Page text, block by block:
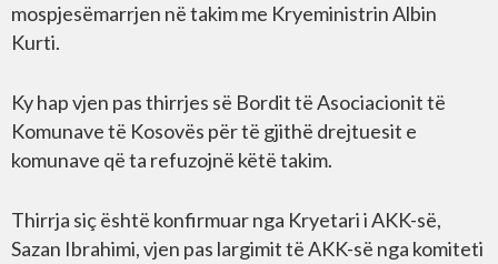
mospjesëmarrjen në takim me Kryeministrin Albin
Kurti.
Ky hap vjen pas thirrjes së Bordit të Asociacionit të
Komunave të Kosovës për të gjithë drejtuesit e
komunave që ta refuzojnë këtë takim.
Thirrja siç është konfirmuar nga Kryetari i AKK-së,
Sazan Ibrahimi, vjen pas largimit të AKK-së nga komiteti